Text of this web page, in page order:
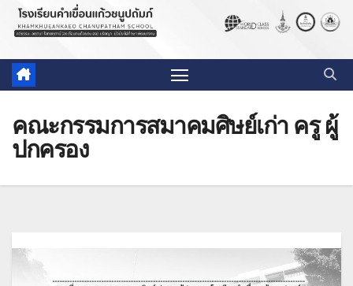
คณะกรรมการสมาคมศิษย์เก่า ครู ผู้
ปกครอง